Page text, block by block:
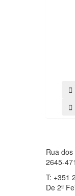
Rua dos
2645-
T: +351
De 2ª